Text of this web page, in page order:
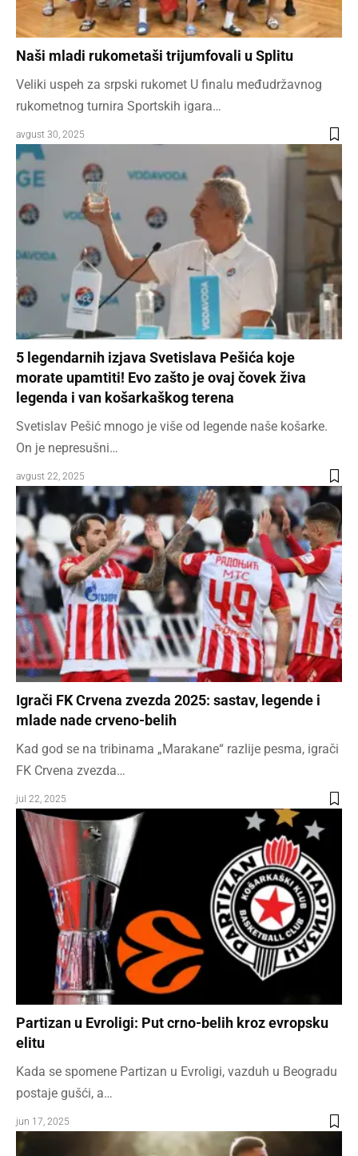
Naši mladi rukometaši trijumfovali u Splitu
Veliki uspeh za srpski rukomet U finalu međudržavnog
rukometnog turnira Sportskih igara…
avgust 30, 2025
5 legendarnih izjava Svetislava Pešića koje
morate upamtiti! Evo zašto je ovaj čovek živa
legenda i van košarkaškog terena
Svetislav Pešić mnogo je više od legende naše košarke.
On je nepresušni…
avgust 22, 2025
Igrači FK Crvena zvezda 2025: sastav, legende i
mlade nade crveno-belih
Kad god se na tribinama „Marakane“ razlije pesma, igrači
FK Crvena zvezda…
jul 22, 2025
Partizan u Evroligi: Put crno-belih kroz evropsku
elitu
Kada se spomene Partizan u Evroligi, vazduh u Beogradu
postaje gušći, a…
jun 17, 2025